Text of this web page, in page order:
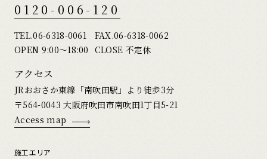
0120-006-120
TEL.06-6318-0061
FAX.06-6318-0062
OPEN 9:00〜18:00 CLOSE 不定休
アクセス
JRおおさか東線「南吹田駅」より徒歩3分
〒564-0043 大阪府吹田市南吹田1丁目5-21
Access map
施工エリア